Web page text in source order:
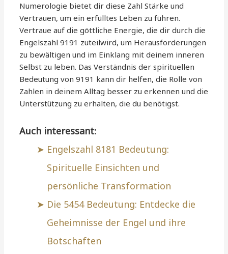
Numerologie bietet dir diese Zahl Stärke und
Vertrauen, um ein erfülltes Leben zu führen.
Vertraue auf die göttliche Energie, die dir durch die
Engelszahl 9191 zuteilwird, um Herausforderungen
zu bewältigen und im Einklang mit deinem inneren
Selbst zu leben. Das Verständnis der spirituellen
Bedeutung von 9191 kann dir helfen, die Rolle von
Zahlen in deinem Alltag besser zu erkennen und die
Unterstützung zu erhalten, die du benötigst.
Auch interessant:
Engelszahl 8181 Bedeutung:
Spirituelle Einsichten und
persönliche Transformation
Die 5454 Bedeutung: Entdecke die
Geheimnisse der Engel und ihre
Botschaften